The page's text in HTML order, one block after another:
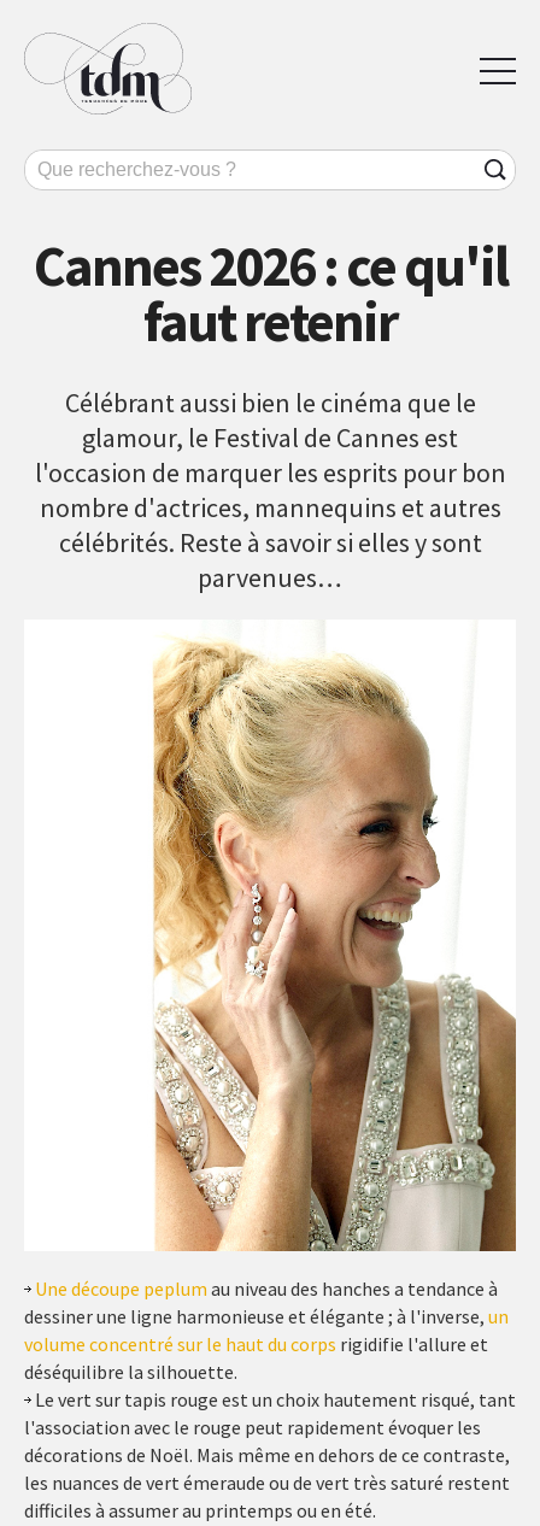
Cannes 2026 : ce qu'il
faut retenir
Célébrant aussi bien le cinéma que le
glamour, le Festival de Cannes est
l'occasion de marquer les esprits pour bon
nombre d'actrices, mannequins et autres
célébrités. Reste à savoir si elles y sont
parvenues…
Une découpe peplum au niveau des hanches a tendance à
dessiner une ligne harmonieuse et élégante ; à l'inverse, un
volume concentré sur le haut du corps rigidifie l'allure et
déséquilibre la silhouette.
Le vert sur tapis rouge est un choix hautement risqué, tant
l'association avec le rouge peut rapidement évoquer les
décorations de Noël. Mais même en dehors de ce contraste,
les nuances de vert émeraude ou de vert très saturé restent
difficiles à assumer au printemps ou en été.